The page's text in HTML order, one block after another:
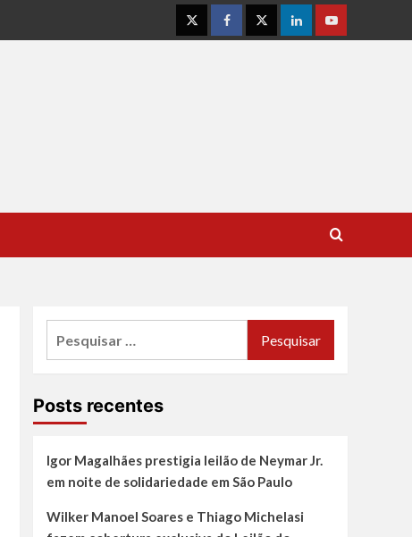
InstagramFacebookTwitterLinkedinYoutube
Posts recentes
Igor Magalhães prestigia leilão de Neymar Jr.
em noite de solidariedade em São Paulo
Wilker Manoel Soares e Thiago Michelasi